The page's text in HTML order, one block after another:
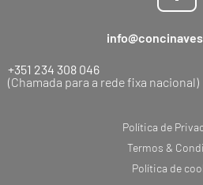
Política de
Termos &
Política de
+351 234 308 046
(Chamada para a rede fixa nacional)